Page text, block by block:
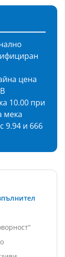
цена
10.00 при
мека
9.94 и 666